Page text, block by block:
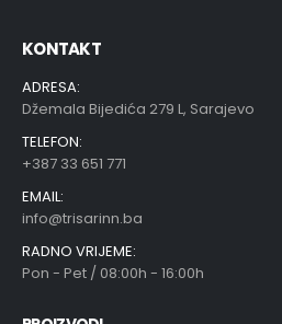
KONTAKT
ADRESA:
Džemala Bijedića 279 L, Sarajevo
TELEFON:
+387 33 651 771
EMAIL:
info@trisarinn.ba
RADNO VRIJEME:
Pon - Pet / 08:00h - 16:00h